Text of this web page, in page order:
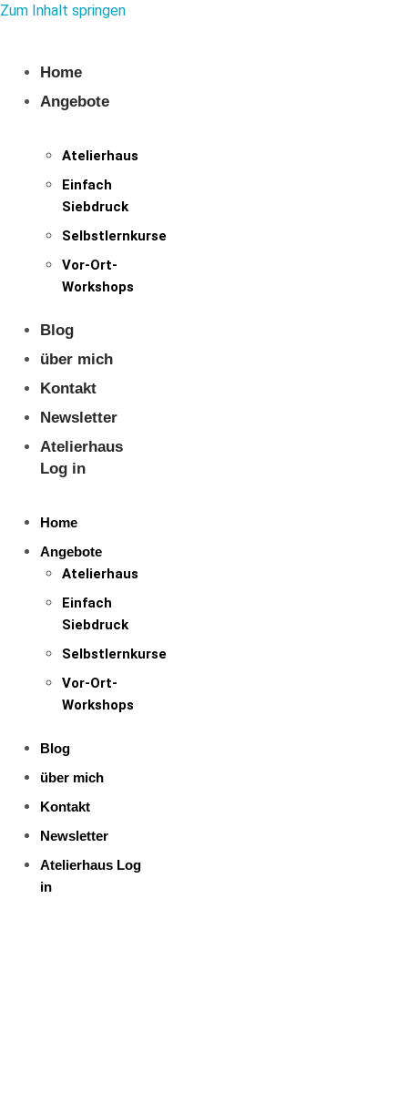
Zum Inhalt springen
Home
Angebote
Atelierhaus
Einfach
Siebdruck
Selbstlernkurse
Vor-Ort-
Workshops
Blog
über mich
Kontakt
Newsletter
Atelierhaus
Log in
Home
Angebote
Atelierhaus
Einfach
Siebdruck
Selbstlernkurse
Vor-Ort-
Workshops
Blog
über mich
Kontakt
Newsletter
Atelierhaus Log
in